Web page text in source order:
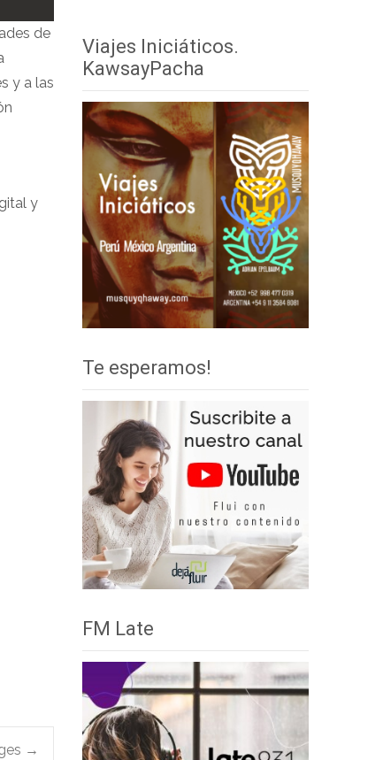
de
y a las
y
→
Viajes Iniciáticos.
KawsayPacha
Te esperamos!
FM Late